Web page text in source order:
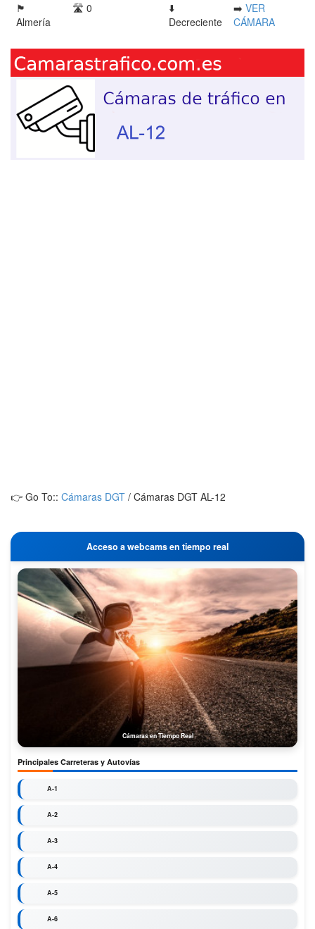
🏴󠁭󠁶󠁳󠁣󠁿
Almería
🛣️ 0
⬇️
Decreciente
➡️ VER
CÁMARA
👉 Go To:: Cámaras DGT / Cámaras DGT AL-12
Acceso a webcams en tiempo real
Cámaras en Tiempo Real
Principales Carreteras y Autovías
A-1
A-2
A-3
A-4
A-5
A-6